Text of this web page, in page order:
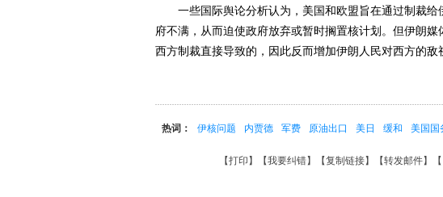
一些国际舆论分析认为，美国和欧盟旨在通过制裁给
府不满，从而迫使政府放弃或暂时搁置核计划。但伊朗
西方制裁直接导致的，因此反而增加伊朗人民对西方的敌
热词： 伊核问题 内贾德 军费 原油出口 美日 缓和 美国国
【打印 】【我要纠错】【复制链接】【转发邮件】【